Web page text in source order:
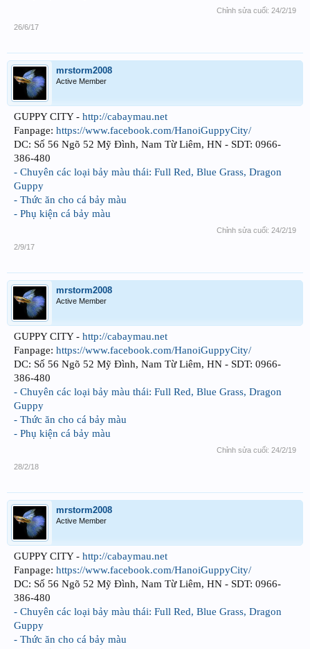
Chỉnh sửa cuối: 24/2/19
26/6/17
mrstorm2008
Active Member
GUPPY CITY - http://cabaymau.net
Fanpage: https://www.facebook.com/HanoiGuppyCity/
DC: Số 56 Ngõ 52 Mỹ Đình, Nam Từ Liêm, HN - SDT: 0966-
386-480
- Chuyên các loại bảy màu thái: Full Red, Blue Grass, Dragon
Guppy
- Thức ăn cho cá bảy màu
- Phụ kiện cá bảy màu
Chỉnh sửa cuối: 24/2/19
2/9/17
mrstorm2008
Active Member
GUPPY CITY - http://cabaymau.net
Fanpage: https://www.facebook.com/HanoiGuppyCity/
DC: Số 56 Ngõ 52 Mỹ Đình, Nam Từ Liêm, HN - SDT: 0966-
386-480
- Chuyên các loại bảy màu thái: Full Red, Blue Grass, Dragon
Guppy
- Thức ăn cho cá bảy màu
- Phụ kiện cá bảy màu
Chỉnh sửa cuối: 24/2/19
28/2/18
mrstorm2008
Active Member
GUPPY CITY - http://cabaymau.net
Fanpage: https://www.facebook.com/HanoiGuppyCity/
DC: Số 56 Ngõ 52 Mỹ Đình, Nam Từ Liêm, HN - SDT: 0966-
386-480
- Chuyên các loại bảy màu thái: Full Red, Blue Grass, Dragon
Guppy
- Thức ăn cho cá bảy màu